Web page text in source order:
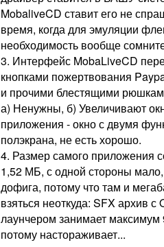
MobaliveCD ставит его не
время, когда для эмуляции
необходимость вообще
3. Интерфейс MobaLiveCD
кнопками пожертвования
и прочими блестящими
а) Ненужны, б) Увеличивают
приложения - окно с двумя
полэкрана, не есть хорошо.
4. Размер самого приложения
1,52 МБ, с одной стороны мало,
дофига, потому что там и
взяться неоткуда: SFX архив с
лаунчером занимает максимум
потому настораживает...